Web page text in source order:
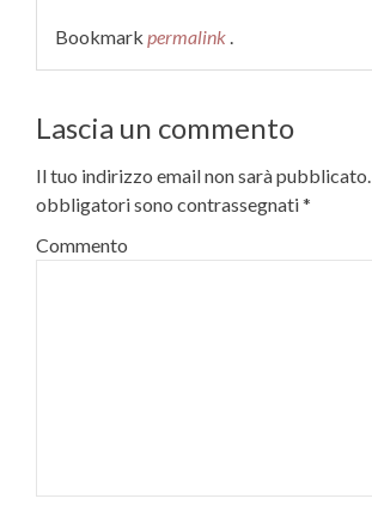
Bookmark permalink .
Lascia un commento
Il tuo indirizzo email non sarà pubblicato.
obbligatori sono contrassegnati*
Commento